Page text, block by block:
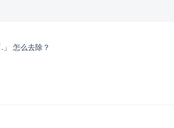
怎么去除？